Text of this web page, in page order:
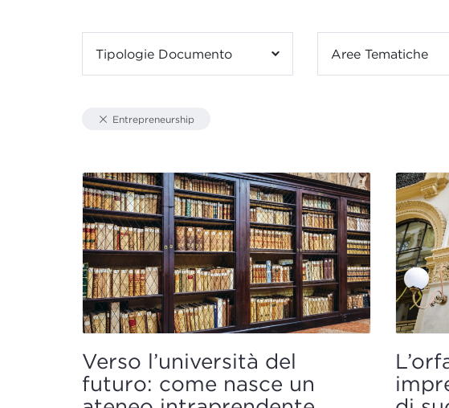
Tipologie Documento Aree Tematiche
Entrepreneurship
Verso l’università del
futuro: come nasce un